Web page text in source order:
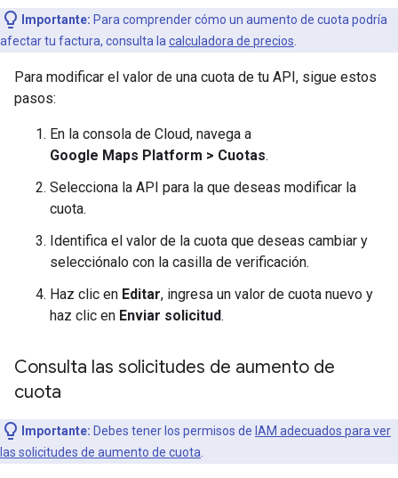
Importante: Para comprender cómo un aumento de cuota podría
afectar tu factura, consulta la calculadora de precios
Para modificar el valor de una cuota de tu API, sigue estos
pasos:
En la consola de Cloud, navega a
Google Maps Platform > Cuotas.
Selecciona la API para la que deseas modificar la
cuota.
Identifica el valor de la cuota que deseas cambiar y
selecciónalo con la casilla de verificación.
Haz clic en Editar, ingresa un valor de cuota nuevo y
haz clic en Enviar solicitud.
Consulta las solicitudes de aumento de
cuota
Importante: Debes tener los permisos de IAM adecuados para ver
las solicitudes de aumento de cuota